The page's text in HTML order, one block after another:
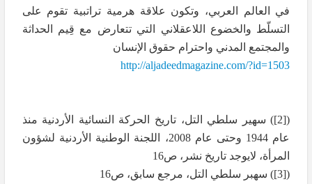
في العالم العربي، وتكون علاقة هرمية تراتبية تقوم على
التسلّط والخضوع اللاعقلاني التي تتعارض مع قِيم الحداثة
والمجتمع المدني واحترام حقوق الإنسان
http://aljadeedmagazine.com/?id=1503
(
[2]) سهير سلطي التل، تاريخ الحركة النسائية الأردنية منذ
عام 1944 وحتى عام 2008، اللجنة الوطنية الأردنية لشؤون
المرأة، لايوجد تاريخ نشر، ص16
(
[3]) سهبر سلطي التل، مرجع سابق، ص16